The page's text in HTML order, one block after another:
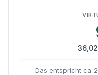
Das entspricht ca.